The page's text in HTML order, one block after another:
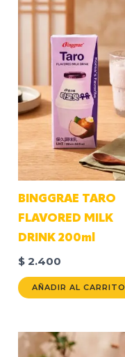
BINGGRAE TARO
FLAVORED MILK
DRINK 200ml
$ 2.400
AÑADIR AL CARRITO